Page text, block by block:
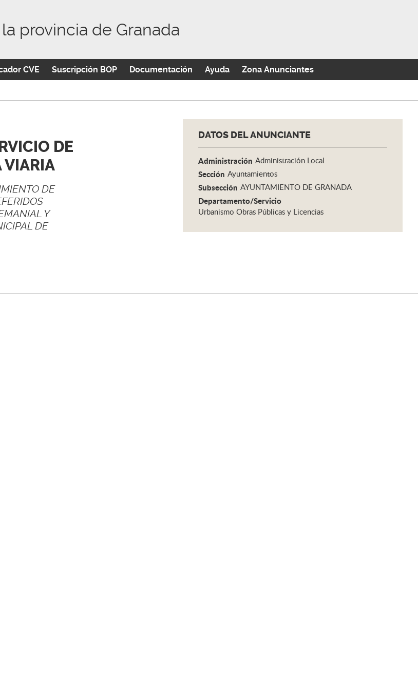
provincia de Granada
CVE Suscripción BOP Documentación Ayuda Zona Anunciantes
DE
VIARIA
DE
Y
DE
DATOS DEL ANUNCIANTE
Administración Administración Local
Sección Ayuntamientos
Subsección AYUNTAMIENTO DE GRANADA
Departamento/Servicio
Urbanismo Obras Públicas y Licencias